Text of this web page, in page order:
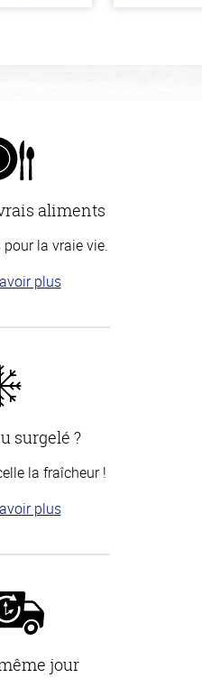
aliments
la vraie vie.
plus
surgelé ?
la fraîcheur !
plus
jour